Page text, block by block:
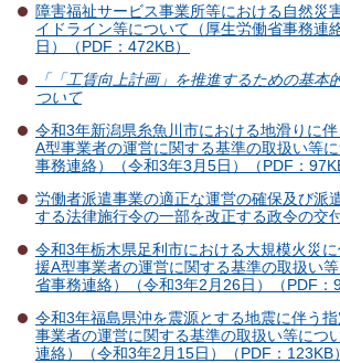
障害福祉サービス事業所等における自然災
イドライン等について（厚生労働省事務連
日）（PDF：472KB）
「「工賃向上計画」を推進するための基本
ついて
令和3年新潟県糸魚川市における地滑りに
A型事業者の運営に関する基準の取扱い等
事務連絡）（令和3年3月5日）（PDF：
労働者派遣事業の適正な運営の確保及び派
する法律施行令の一部を改正する政令の交
令和3年栃木県足利市における大規模火災
援A型事業者の運営に関する基準の取扱い
省事務連絡）（令和3年2月26日）（PDF：
令和3年福島県沖を震源とする地震に伴う
事業者の運営に関する基準の取扱い等につ
連絡）（令和3年2月15日）（PDF：123KB）